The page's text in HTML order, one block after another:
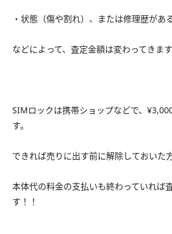
・状態（傷や割れ）、または修理歴があ
などによって、査定金額は変わってきます
SIMロックは携帯ショップなどで、
す。
できれば売りに出す前に解除しておいた
本体代の料金の支払いも終わっていれば
す！！